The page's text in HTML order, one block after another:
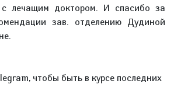
лечащим доктором. И спасибо за
зав. отделению Дудиной
чтобы быть в курсе последних